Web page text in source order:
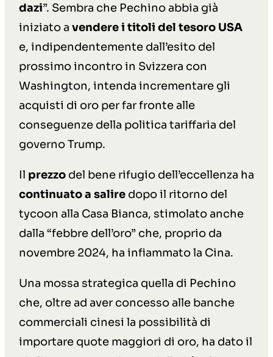
dazi”. Sembra che Pechino abbia già
iniziato a venderei titoli del tesoro USA
e, indipendentemente dall’esito del
prossimo incontro in Svizzera con
Washington, intenda incrementare gli
acquisti di oro per far fronte alle
conseguenze della politica tariffaria del
governo Trump.
Il prezzo del bene rifugio dell’eccellenza ha
continuato a salire dopo il ritorno del
tycoon alla Casa Bianca, stimolato anche
dalla “febbre dell’oro” che, proprio da
novembre 2024, ha infiammato la Cina.
Una mossa strategica quella di Pechino
che, oltre ad aver concesso alle banche
commerciali cinesi la possibilità di
importare quote maggiori di oro, ha dato il